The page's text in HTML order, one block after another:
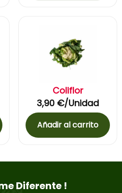
Coliflor
3,90 €/Unidad
Añadir al carrito
Diferente !